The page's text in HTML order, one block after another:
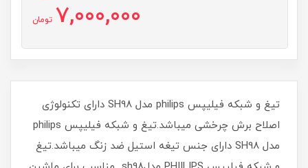
7,000,000 تومان
تیغ و شبکه فیلیپس philips مدل SH98 دارای تکنولوژی
اصلاح برش چرخشی میباشد.تیغ و شبکه فیلیپس philips
مدل SH98 دارای جنس تیغه استیل ضد زنگ میباشد.تیغ